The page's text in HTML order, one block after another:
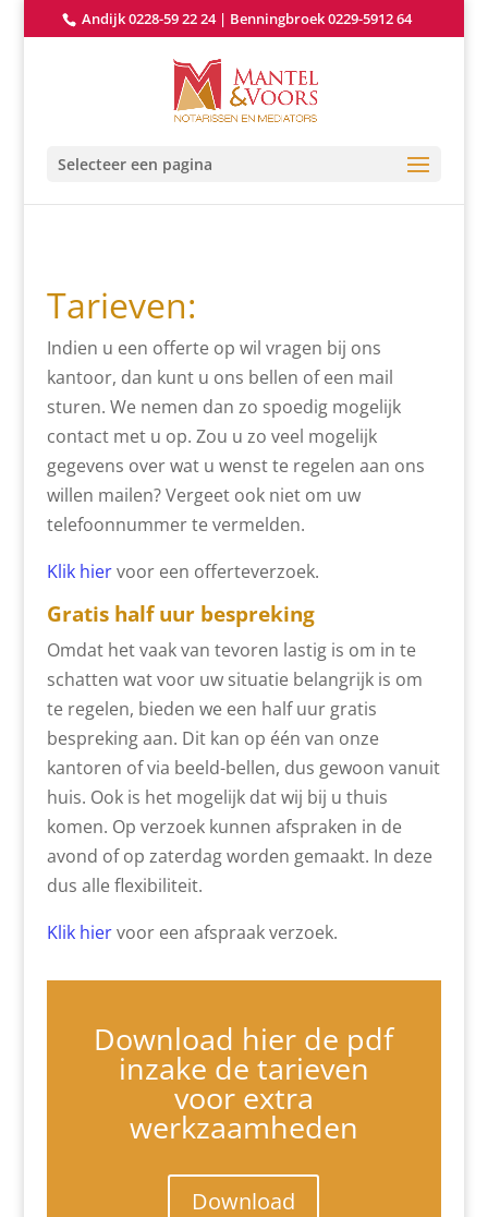
Andijk 0228-59 22 24| Benningbroek 0229-5912 64
Selecteer een pagina
Tarieven:
Indien u een offerte op wil vragen bij ons
kantoor, dan kunt u ons bellen of een mail
sturen. We nemen dan zo spoedig mogelijk
contact met u op. Zou u zo veel mogelijk
gegevens over wat u wenst te regelen aan ons
willen mailen? Vergeet ook niet om uw
telefoonnummer te vermelden.
Klik hiervoor een offerteverzoek.
Gratis half uur bespreking
Omdat het vaak van tevoren lastig is om in te
schatten wat voor uw situatie belangrijk is om
te regelen, bieden we een half uur gratis
bespreking aan. Dit kan op één van onze
kantoren of via beeld-bellen, dus gewoon vanuit
huis. Ook is het mogelijk dat wij bij u thuis
komen. Op verzoek kunnen afspraken in de
avond of op zaterdag worden gemaakt. In deze
dus alle flexibiliteit.
Klik hiervoor een afspraak verzoek.
Download hier de pdf
inzake de tarieven
voor extra
werkzaamheden
Download